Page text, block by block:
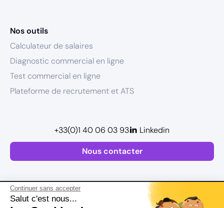
Continuer sans accepter
Salut c'est nous...
Nos outils
Calculateur de salaires
Diagnostic commercial en ligne
Test commercial en ligne
Plateforme de recrutement et ATS
Nous contacter
+33(0)1 40 06 03 93 Linkedin